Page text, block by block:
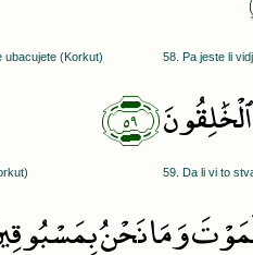
ubacujete (Korkut) 58. Pa jeste li
﴿٥٩﴾
59. Da li vi to
وَمَا نَحْنُ